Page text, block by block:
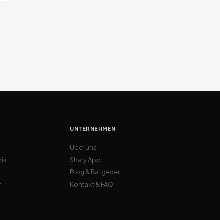
UNTERNEHMEN
Über uns
Shary App
Blog & Ratgeber
Kontakt & FAQ